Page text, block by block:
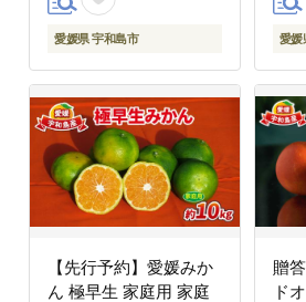
直送 産地直送 数量限定
国産 愛媛 宇和島 B012-
愛媛県 宇和島市
か
冷
愛媛
【先行予約】愛媛みか
ん 極早生 家庭用 家庭
贈
ド